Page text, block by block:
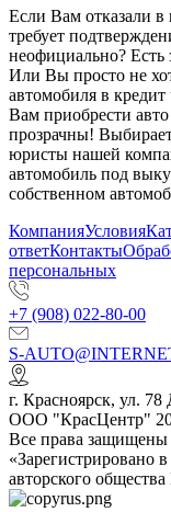
Если Вам отказали
требует
неофициально? Есть
Или Вы просто не
автомобиля в
Вам приобрести
прозрачны!
юристы нашей
автомобиль под
собственном
КомпанияУсловия
ответКонтакты
персональных
+7 (908) 022-80-00
S-
г. Красноярск, ул. 78
ООО "КрасЦентр"
Все права защищены
«Зарегистрировано
авторского